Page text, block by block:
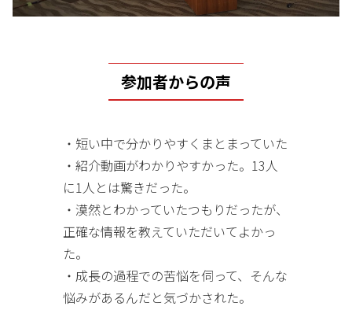
参加者からの声
・短い中で分かりやすくまとまっていた
・紹介動画がわかりやすかった。13人
に1人とは驚きだった。
・漠然とわかっていたつもりだったが、
正確な情報を教えていただいてよかっ
た。
・成長の過程での苦悩を伺って、そんな
悩みがあるんだと気づかされた。